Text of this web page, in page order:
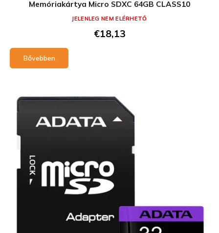
Memóriakártya Micro SDXC 64GB CLASS10
€18,13
Bővebben
JELENLEG NEM ELÉRHETŐ